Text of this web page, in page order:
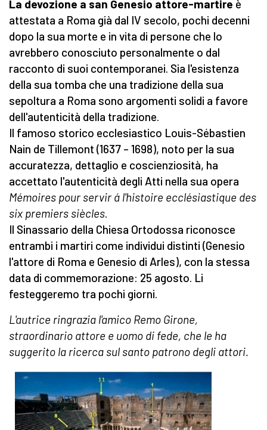
La devozione a san Genesio attore-martire è
attestata a Roma già dal IV secolo, pochi decenni
dopo la sua morte e in vita di persone che lo
avrebbero conosciuto personalmente o dal
racconto di suoi contemporanei. Sia l'esistenza
della sua tomba che una tradizione della sua
sepoltura a Roma sono argomenti solidi a favore
dell'autenticità della tradizione.
Il famoso storico ecclesiastico Louis-Sébastien
Nain de Tillemont (1637 – 1698), noto per la sua
accuratezza, dettaglio e coscienziosità, ha
accettato l'autenticità degli Atti nella sua opera
Mémoires pour servir á l'histoire ecclésiastique des
six premiers siècles.
Il Sinassario della Chiesa Ortodossa riconosce
entrambi i martiri come individui distinti (Genesio
l'attore di Roma e Genesio di Arles), con la stessa
data di commemorazione: 25 agosto. Li
festeggeremo tra pochi giorni.
L'autrice ringrazia l'amico Remo Girone,
straordinario attore e uomo di fede, che le ha
suggerito la ricerca sul santo patrono degli attori.